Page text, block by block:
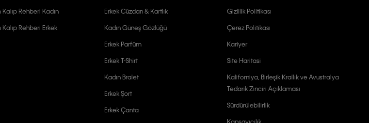
Rehberi Kadın
Kalıp Rehberi Erkek
Erkek Cüzdan & Kartlık
Kadın Güneş Gözlüğü
Erkek Parfüm
Erkek T-Shirt
Kadın Bralet
Erkek Şort
Erkek Çanta
Gizlilik Politikası
Çerez Politikası
Kariyer
Site Haritasi
Kaliforniya, Birleşik Krallık ve Avustralya
Tedarik Zinciri Açıklaması
Sürdürülebilirlik